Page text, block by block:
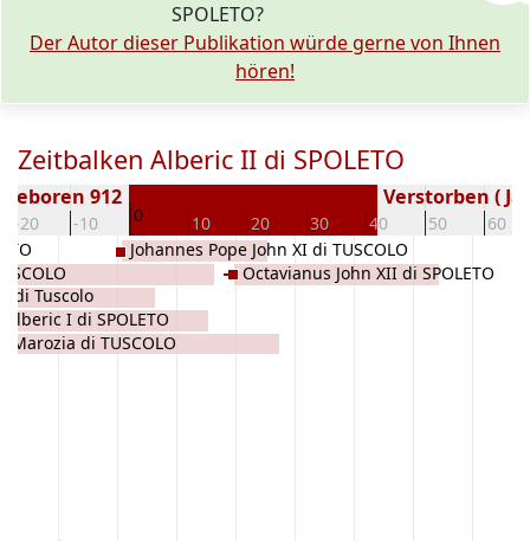
SPOLETO?
Der Autor dieser Publikation würde gerne von Ihnen
hören!
Zeitbalken Alberic II di SPOLETO
-20 -10 0 10 20 30 40 50 60
Geboren 912 Verstorben (
di Tuscolo
Alberic I di SPOLETO
Marozia di TUSCOLO
Johannes Pope John XI di TUSCOLO
Octavianus John XII di SPOLETO